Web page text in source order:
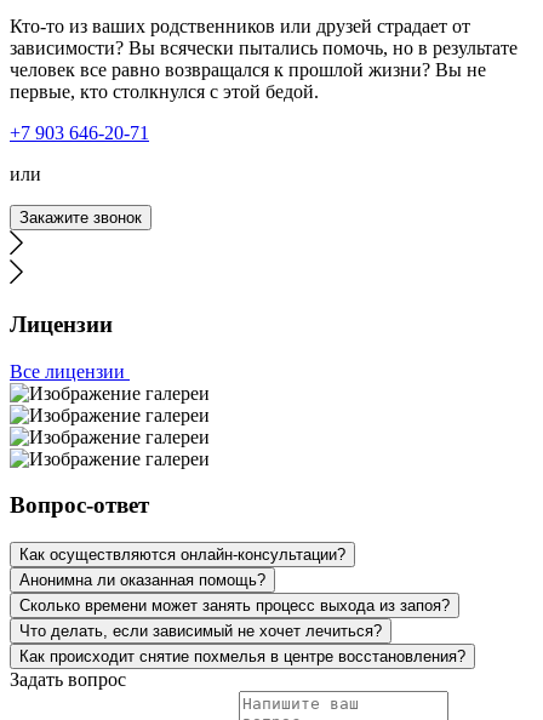
Кто-то из ваших родственников или друзей страдает от
зависимости? Вы всячески пытались помочь, но в результате
человек все равно возвращался к прошлой жизни? Вы не
первые, кто столкнулся с этой бедой.
+7 903 646-20-71
или
Закажите звонок
Лицензии
Все лицензии
Вопрос-ответ
Как осуществляются онлайн-консультации?
Анонимна ли оказанная помощь?
Сколько времени может занять процесс выхода из запоя?
Что делать, если зависимый не хочет лечиться?
Как происходит снятие похмелья в центре восстановления?
Задать вопрос